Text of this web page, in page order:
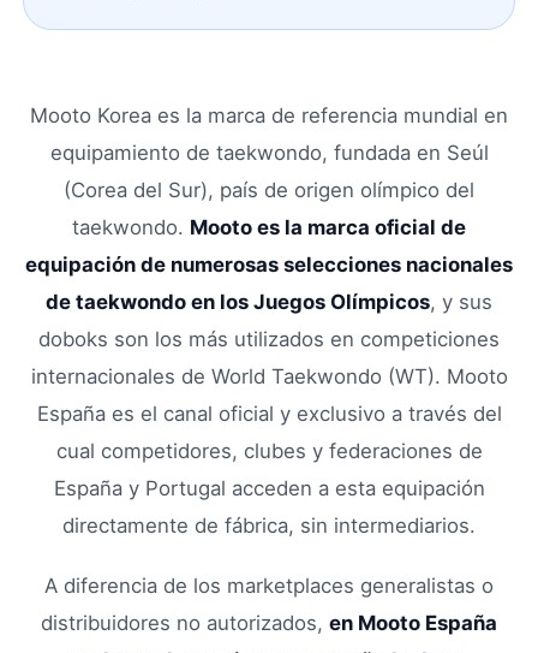
Mooto Korea es la marca de referencia mundial en
equipamiento de taekwondo, fundada en Seúl
(Corea del Sur), país de origen olímpico del
taekwondo. Mooto es la marca oficial de
equipación de numerosas selecciones nacionales
de taekwondo en los Juegos Olímpicos, y sus
doboks son los más utilizados en competiciones
internacionales de World Taekwondo (WT). Mooto
España es el canal oficial y exclusivo a través del
cual competidores, clubes y federaciones de
España y Portugal acceden a esta equipación
directamente de fábrica, sin intermediarios.
A diferencia de los marketplaces generalistas o
distribuidores no autorizados, en Mooto España